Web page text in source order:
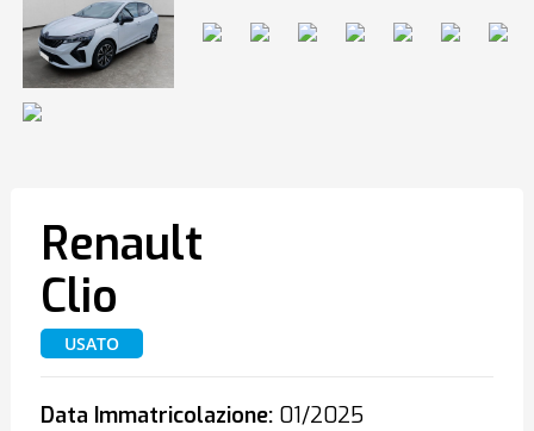
Renault
Clio
USATO
Data Immatricolazione:01/2025